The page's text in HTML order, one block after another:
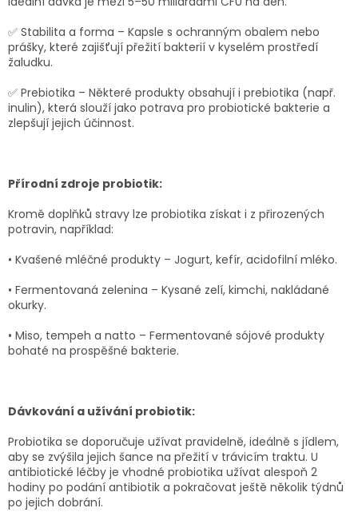
✅ Stabilita a forma – Kapsle s ochranným obalem nebo
prášky, které zajišťují přežití bakterií v kyselém prostředí
žaludku.
✅ Prebiotika – Některé produkty obsahují i prebiotika (např.
inulin), která slouží jako potrava pro probiotické bakterie a
zlepšují jejich účinnost.
Přírodní zdroje probiotik:
Kromě doplňků stravy lze probiotika získat i z přirozených
potravin, například:
• Kvašené mléčné produkty – Jogurt, kefír, acidofilní mléko.
• Fermentovaná zelenina – Kysané zelí, kimchi, nakládané
okurky.
• Miso, tempeh a natto – Fermentované sójové produkty
bohaté na prospěšné bakterie.
Dávkování a užívání probiotik:
Probiotika se doporučuje užívat pravidelně, ideálně s jídlem,
aby se zvýšila jejich šance na přežití v trávicím traktu. U
antibiotické léčby je vhodné probiotika užívat alespoň 2
hodiny po podání antibiotik a pokračovat ještě několik týdnů
po jejich dobrání.